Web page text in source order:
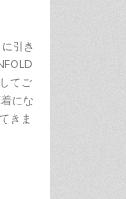
引き
てご
にな
きま